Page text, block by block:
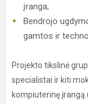
įranga;
Bendrojo
gamtos ir
Projekto tikslinė
specialistai ir kiti
kompiuterinę